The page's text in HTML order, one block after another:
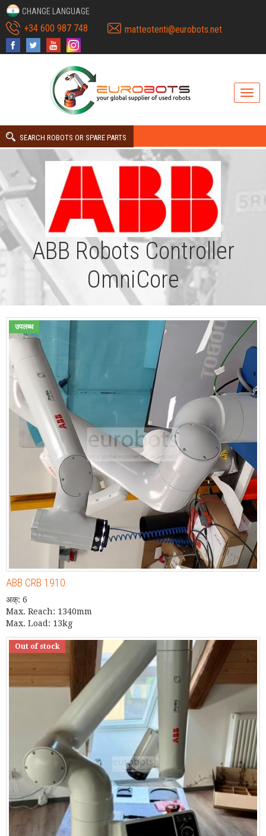
CHANGE LANGUAGE
+34 600 987 748 matteotenti@eurobots.net
SEARCH ROBOTS OR SPARE PARTS
ABB Robots Controller
OmniCore
उपलब्ध
ABB CRB 1910
अक्: 6
Max. Reach: 1340mm
Max. Load: 13kg
Out of stock